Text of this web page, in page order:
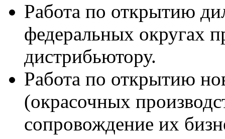
Работа по открытию
федеральных округах
дистрибьютору.
Работа по открытию
(окрасочных
сопровождение их